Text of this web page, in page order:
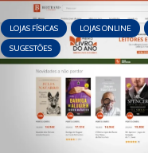
LOJAS FÍSICAS LOJAS ONLINE
SUGESTÕES